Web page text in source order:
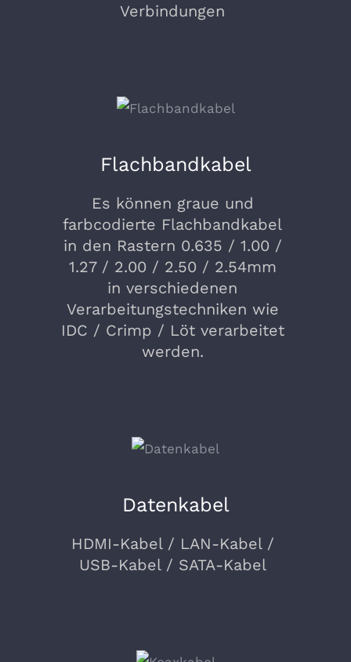
Verbindungen
Flachbandkabel
Es können graue und
farbcodierte Flachbandkabel
in den Rastern 0.635 / 1.00 /
1.27 / 2.00 / 2.50 / 2.54mm
in verschiedenen
Verarbeitungstechniken wie
IDC / Crimp / Löt verarbeitet
werden.
Datenkabel
HDMI-Kabel / LAN-Kabel /
USB-Kabel / SATA-Kabel